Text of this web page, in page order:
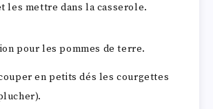
les mettre dans la casserole.
pour les pommes de terre.
en petits dés les courgettes